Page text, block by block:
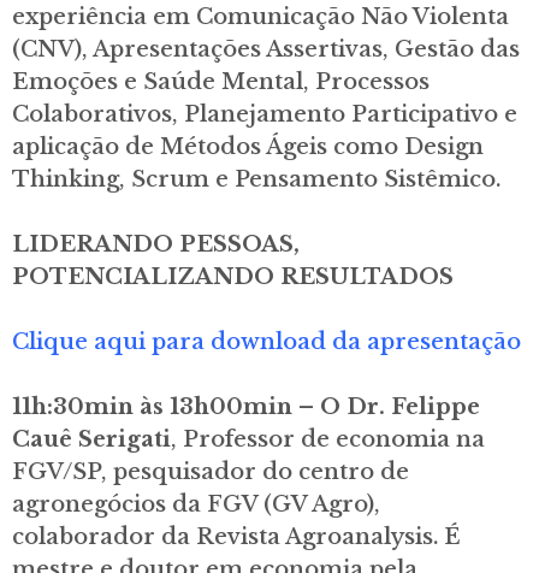
experiência em Comunicação Não Violenta
(CNV), Apresentações Assertivas, Gestão das
Emoções e Saúde Mental, Processos
Colaborativos, Planejamento Participativo e
aplicação de Métodos Ágeis como Design
Thinking, Scrum e Pensamento Sistêmico.
LIDERANDO PESSOAS,
POTENCIALIZANDO RESULTADOS
Clique aqui para download da apresentação
11h:30min às 13h00min – O Dr. Felippe
Cauê Serigati, Professor de economia na
FGV/SP, pesquisador do centro de
agronegócios da FGV (GV Agro),
colaborador da Revista Agroanalysis. É